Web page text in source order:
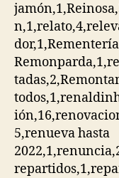
5,renueva hasta